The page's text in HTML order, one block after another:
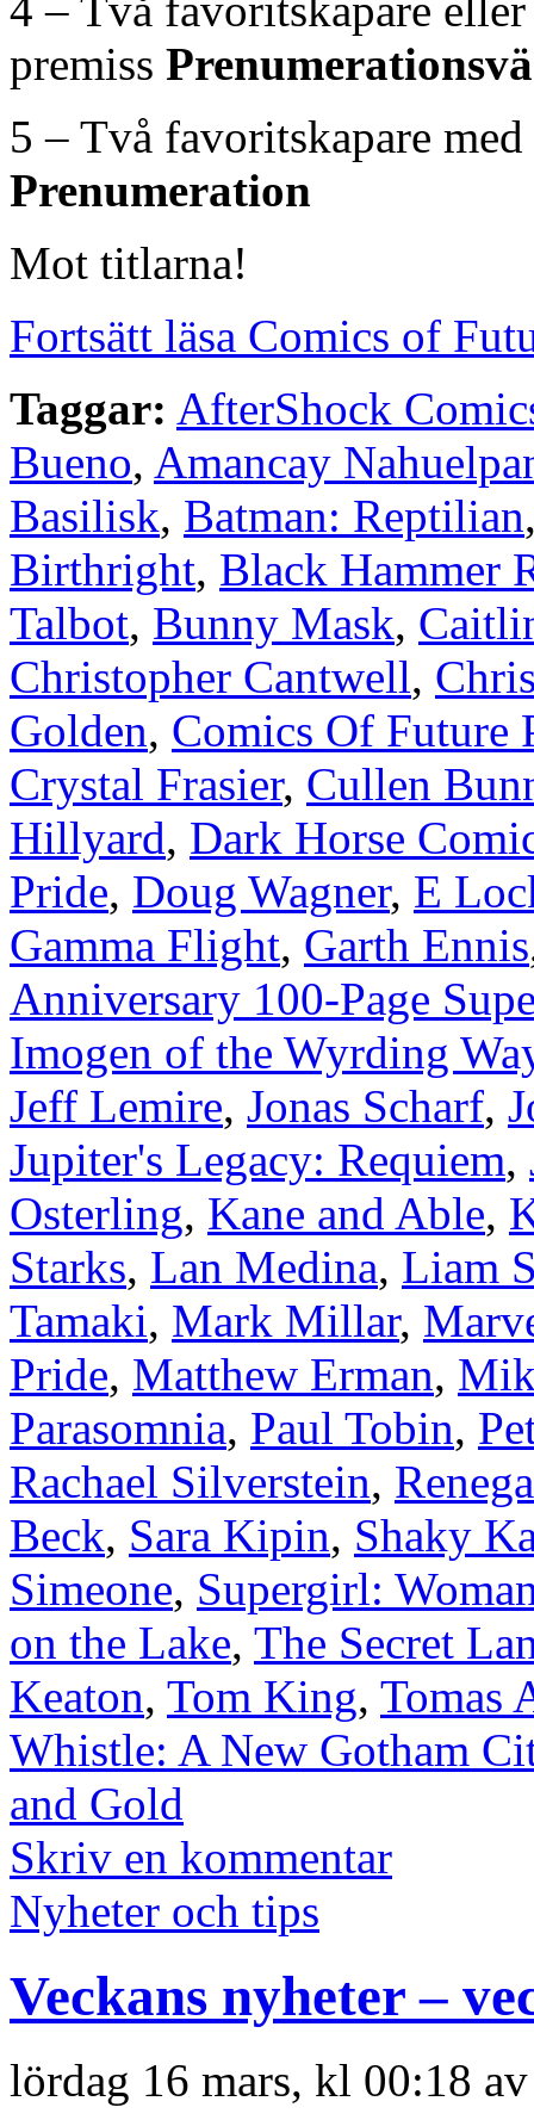
4 – Två favoritskapare
premiss
5 – Två favoritskapare
Prenumeration
Mot titlarna!
Fortsätt läsa Comics of
Taggar: AfterShock
Bueno, Amancay
Basilisk, Batman: Reptilian
Birthright, Black Hammer
Talbot, Bunny Mask,
Christopher Cantwell,
Golden, Comics Of Future
Crystal Frasier, Cullen
Hillyard, Dark Horse
Pride, Doug Wagner, E
Gamma Flight, Garth Ennis
Anniversary 100-Page
Imogen of the Wyrding
Jeff Lemire, Jonas Scharf,
Jupiter's Legacy: Requiem,
Osterling, Kane and Able,
Starks, Lan Medina, Liam
Tamaki, Mark Millar,
Pride, Matthew Erman,
Parasomnia, Paul Tobin,
Rachael Silverstein,
Beck, Sara Kipin, Shaky
Simeone, Supergirl:
on the Lake, The Secret
Keaton, Tom King, Tomas
Whistle: A New Gotham
and Gold
Skriv en kommentar
Nyheter och tips
Veckans nyheter –
lördag 16 mars, kl 00:18